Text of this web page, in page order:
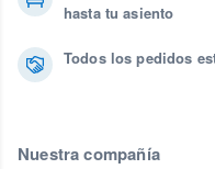
hasta tu asiento
Todos los pedidos
Nuestra compañía